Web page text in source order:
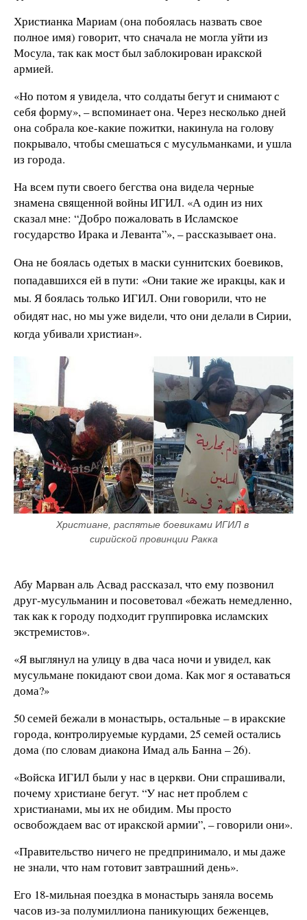
Христианка Мариам (она побоялась назвать свое
полное имя) говорит, что сначала не могла уйти из
Мосула, так как мост был заблокирован иракской
армией.
«Но потом я увидела, что солдаты бегут и снимают с
себя форму», – вспоминает она. Через несколько дней
она собрала кое-какие пожитки, накинула на голову
покрывало, чтобы смешаться с мусульманками, и ушла
из города.
На всем пути своего бегства она видела черные
знамена священной войны ИГИЛ. «А один из них
сказал мне: “Добро пожаловать в Исламское
государство Ирака и Леванта”», – рассказывает она.
Она не боялась одетых в маскисуннитских боевиков,
попадавшихся ей в пути: «Они такие же иракцы, как и
мы. Я боялась только ИГИЛ. Они говорили, что не
обидят нас, но мы уже видели, что они делали в Сирии,
когда убивали христиан».
Христиане, распятые боевиками ИГИЛ в
сирийской провинции Ракка
Абу Марван аль Асвад рассказал, что ему позвонил
друг-мусульманин и посоветовал «бежать немедленно,
так как к городу подходит группировка исламских
экстремистов».
«Я выглянул на улицу в два часа ночи и увидел, как
мусульмане покидают свои дома. Как мог я оставаться
дома?»
50 семей бежали в монастырь, остальные – в иракские
города, контролируемые курдами, 25 семей остались
дома (по словам диакона Имад аль Банна – 26).
«Войска ИГИЛ были у нас в церкви. Они спрашивали,
почему христиане бегут. “У нас нет проблем с
христианами, мы их не обидим. Мы просто
освобождаем вас от иракской армии”, – говорили они».
«Правительство ничего не предпринимало, и мы даже
не знали, что нам готовит завтрашний день».
Его 18-мильная поездка в монастырь заняла восемь
часов из-за полумиллиона паникующих беженцев,